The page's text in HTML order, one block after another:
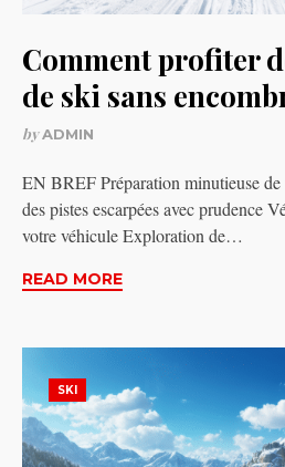
Comment profiter
de ski sans
byADMIN
EN BREF Préparation minutieuse de
des pistes escarpées avec prudence
votre véhicule Exploration de…
READ MORE
SKI